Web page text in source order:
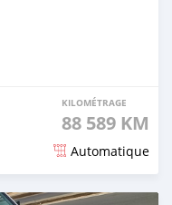
KILOMÉTRAGE
88 589 KM
Automatique